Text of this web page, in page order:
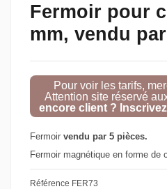
Fermoir pour
mm, vendu
Pour voir les tarifs,
Attention site réservé
encore client ?
Fermoir vendu par 5 pièces.
Fermoir magnétique en forme de
Référence FER73